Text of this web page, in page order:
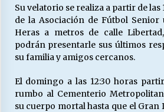
Su velatorio se realiza a partir de las
de la Asociación de Fútbol Senior
Heras a metros de calle
podrán presentarle sus últimos
su familia y amigos cercanos.
El domingo a las 12:30 horas
rumbo al Cementerio
su cuerpo mortal hasta que el Gran